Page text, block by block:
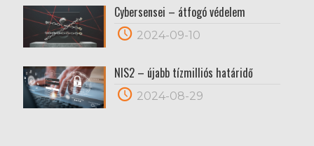
Cybersensei – átfogó védelem
2024-09-10
NIS2 – újabb tízmilliós határidő
2024-08-29